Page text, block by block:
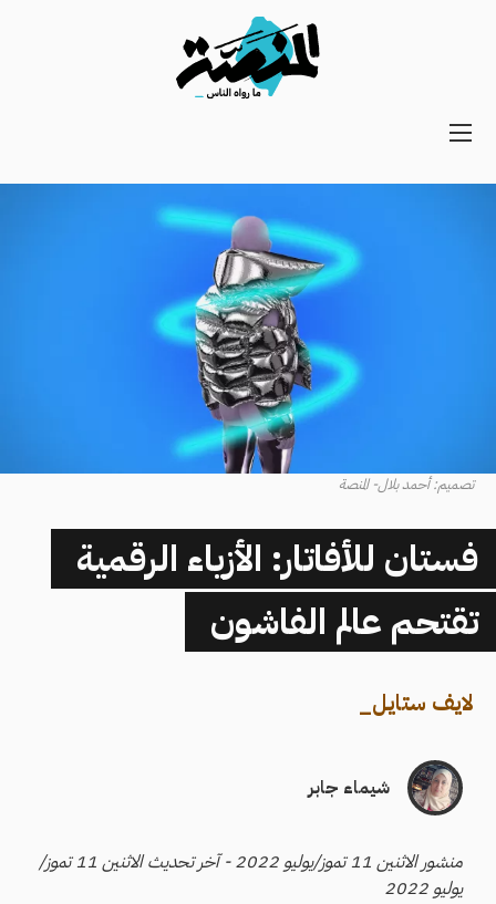
Main
تصميم: أحمد بلال- المنصة
فستان للأفاتار: الأزياء الرقمية
تقتحم عالم الفاشون
لايف ستايل_
شيماء جابر
منشور الاثنين 11 تموز/يوليو 2022 - آخر تحديث الاثنين 11 تموز/
يوليو 2022